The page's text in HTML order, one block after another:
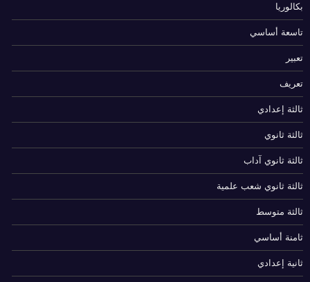
بكالوريا
تاسعة أساسي
تعبير
تعريف
ثالثة إعدادي
ثالثة ثانوي
ثالثة ثانوي آداب
ثالثة ثانوي شعب علمية
ثالثة متوسط
ثامنة أساسي
ثانية إعدادي